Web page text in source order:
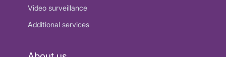
Video surveillance
Additional services